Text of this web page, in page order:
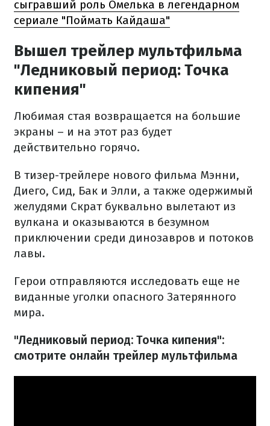
сыгравший роль Омелька в легендарном
сериале "Поймать Кайдаша"
Вышел трейлер мультфильма
"Ледниковый период: Точка
кипения"
Любимая стая возвращается на большие
экраны – и на этот раз будет
действительно горячо.
В тизер-трейлере нового фильма Мэнни,
Диего, Сид, Бак и Элли, а также одержимый
желудями Скрат буквально вылетают из
вулкана и оказываются в безумном
приключении среди динозавров и потоков
лавы.
Герои отправляются исследовать еще не
виданные уголки опасного Затерянного
мира.
"Ледниковый период: Точка кипения":
смотрите онлайн трейлер мультфильма